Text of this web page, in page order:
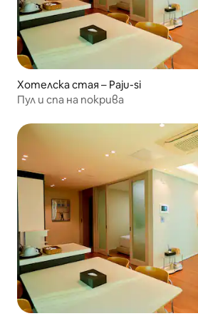
Хотелска стая – Paju-si
Пул и спа на покрива